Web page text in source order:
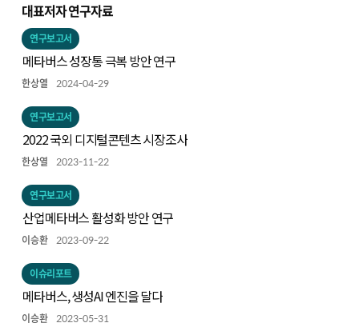
대표저자 연구자료
연구보고서
메타버스 성장통 극복 방안 연구
한상열 2024-04-29
연구보고서
2022 국외 디지털콘텐츠 시장조사
한상열 2023-11-22
연구보고서
산업메타버스 활성화 방안 연구
이승환 2023-09-22
이슈리포트
메타버스, 생성AI 엔진을 달다
이승환 2023-05-31